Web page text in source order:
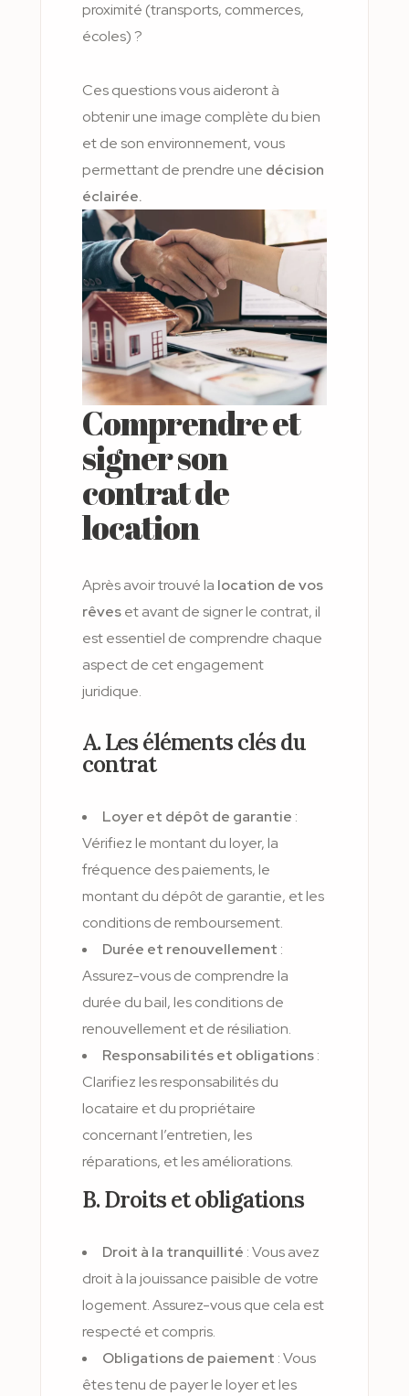
proximité (transports, commerces,
écoles) ?
Ces questions vous aideront à
obtenir une image complète du bien
et de son environnement, vous
permettant de prendre une décision
éclairée.
Comprendre et
signer son
contrat de
location
Après avoir trouvé la location de vos
rêveset avant de signer le contrat, il
est essentiel de comprendre chaque
aspect de cet engagement
juridique.
A. Les éléments clés du
contrat
Loyer et dépôt de garantie :
Vérifiez le montant du loyer, la
fréquence des paiements, le
montant du dépôt de garantie, et les
conditions de remboursement.
Durée et renouvellement :
Assurez-vous de comprendre la
durée du bail, les conditions de
renouvellement et de résiliation.
Responsabilités et obligations:
Clarifiez les responsabilités du
locataire et du propriétaire
concernant l’entretien, les
réparations, et les améliorations.
B. Droits et obligations
Droit à la tranquillité : Vous avez
droit à la jouissance paisible de votre
logement. Assurez-vous que cela est
respecté et compris.
Obligations de paiement : Vous
êtes tenu de payer le loyer et les